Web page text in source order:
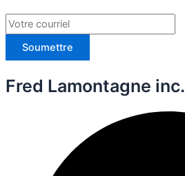
Soumettre
Fred Lamontagne inc.